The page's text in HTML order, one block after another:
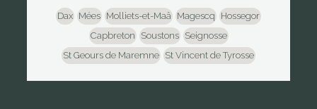
Dax Mées Molliets-et-Maâ Magescq
Hossegor
Capbreton
Soustons
Seignosse
St Geours de Maremne St Vincent de Tyrosse